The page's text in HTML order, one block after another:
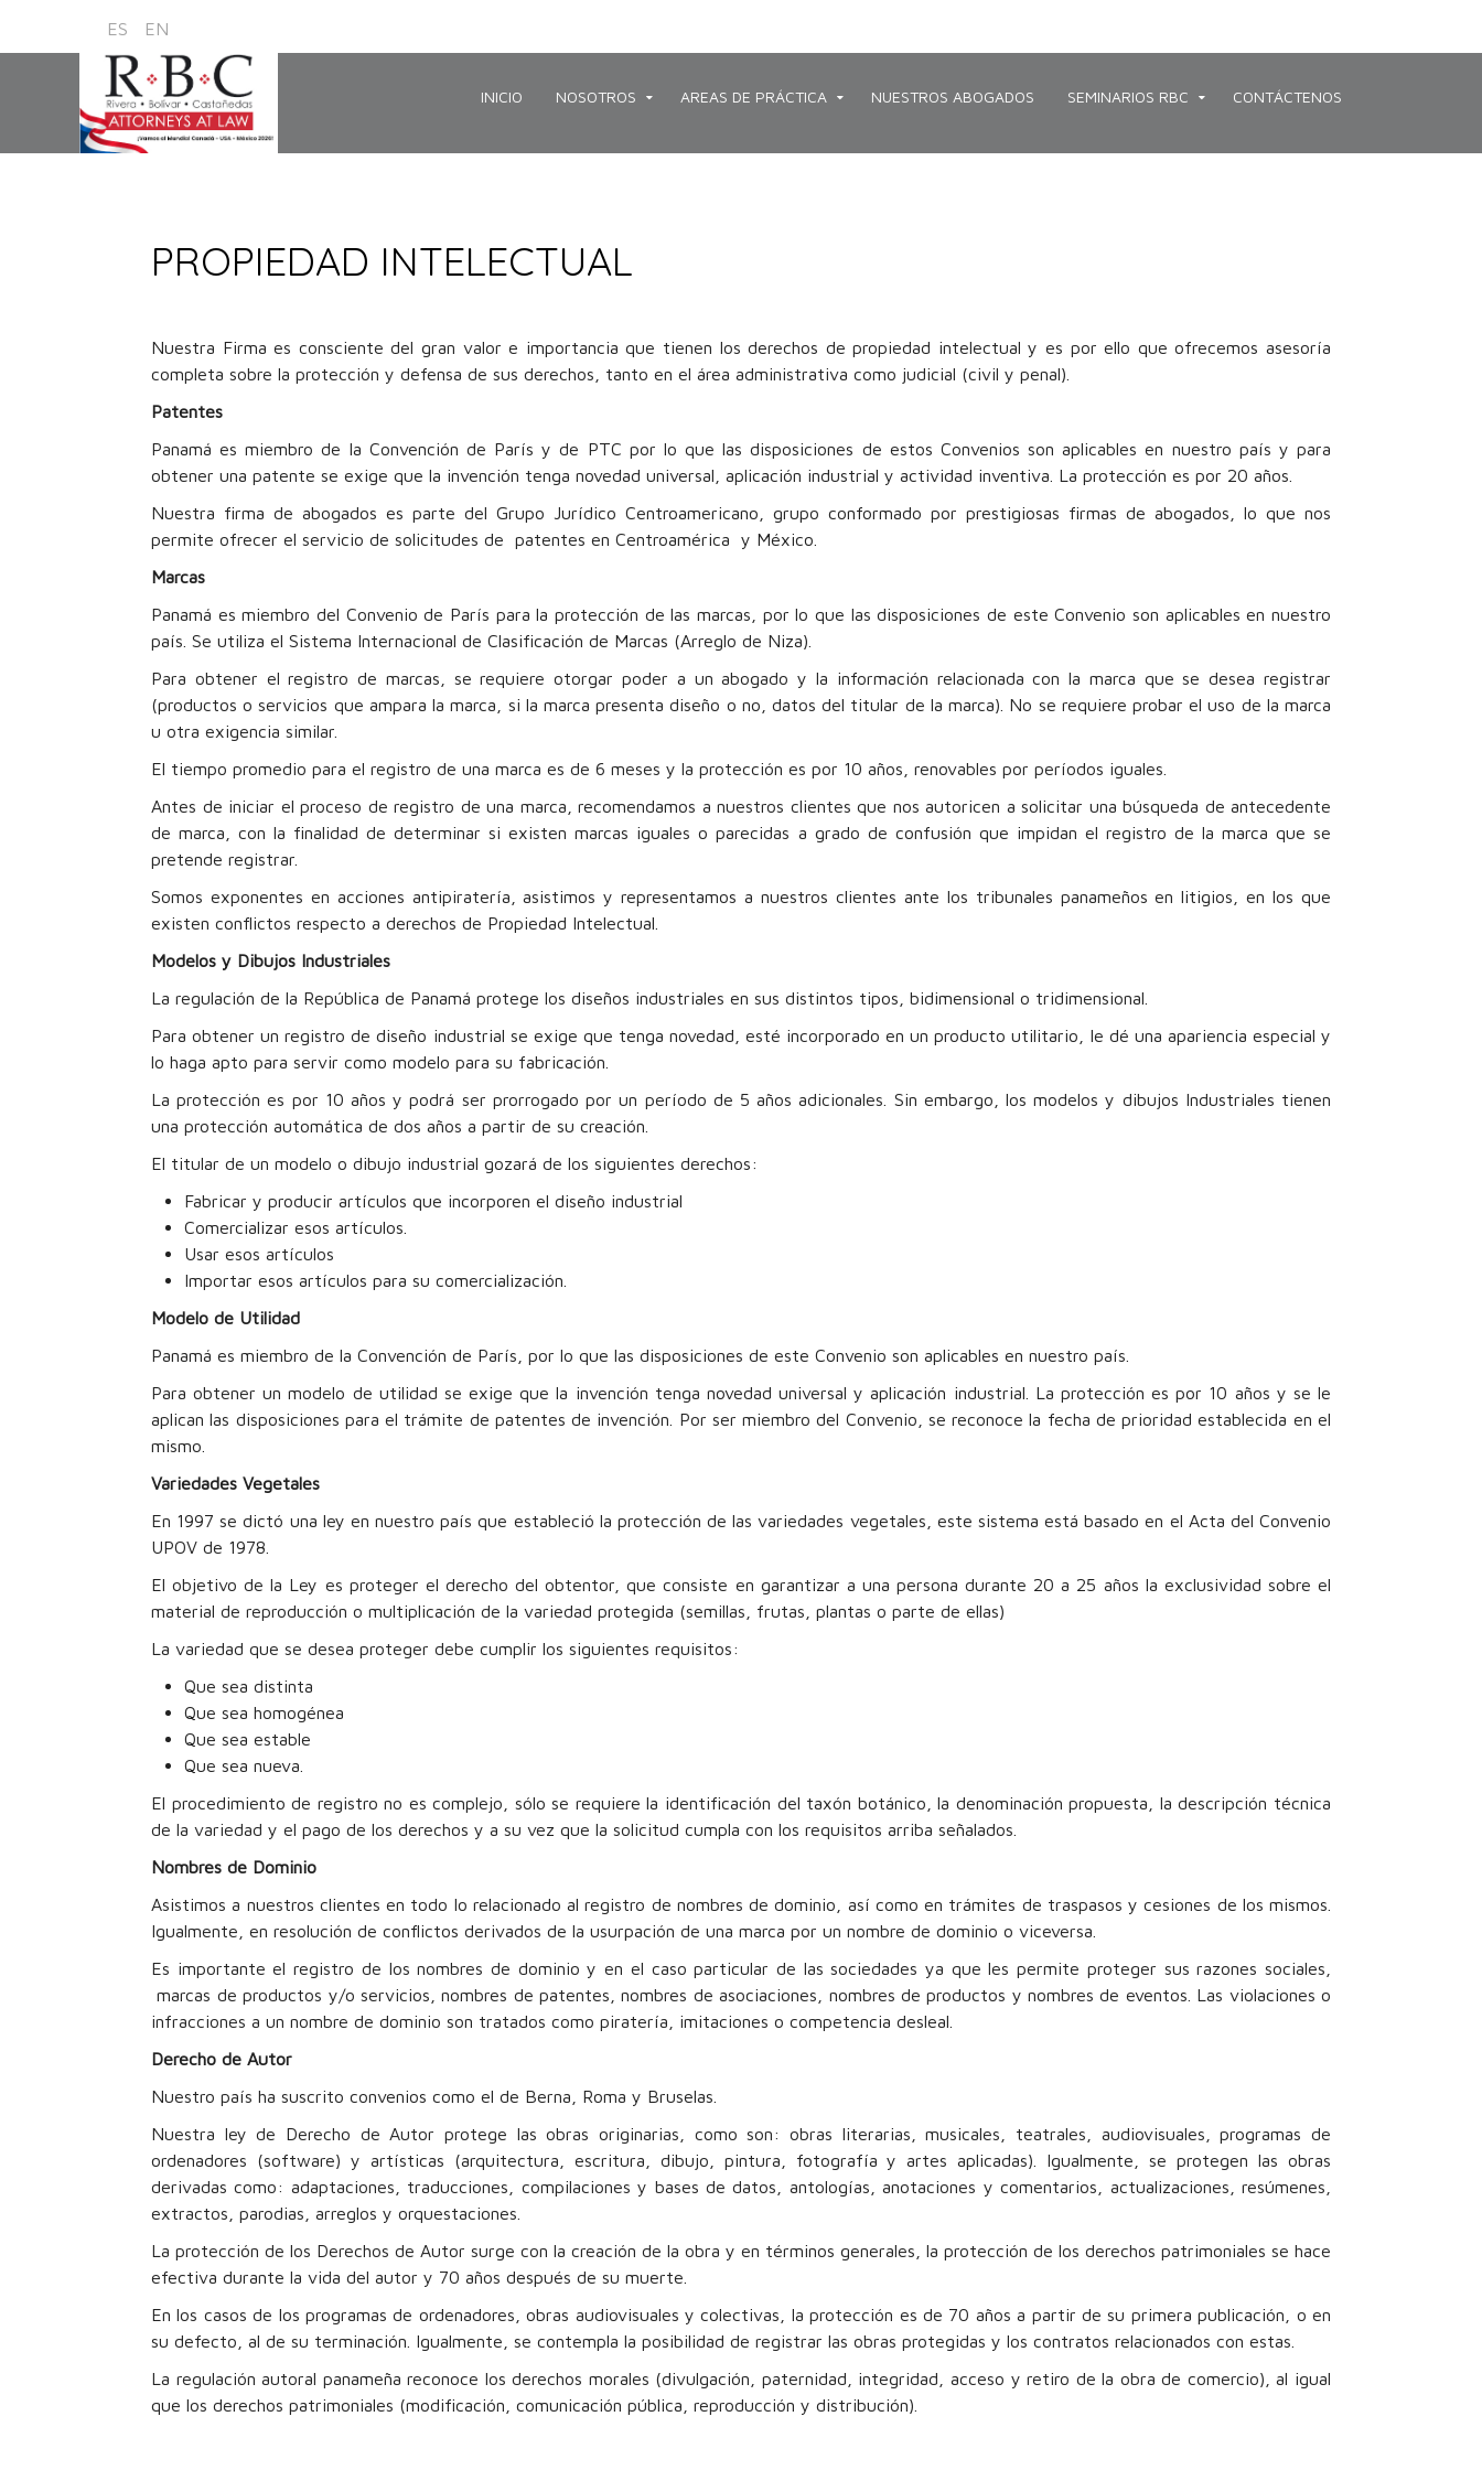
ES EN
INICIO NOSOTROS AREAS DE PRÁCTICA NUESTROS ABOGADOS SEMINARIOS RBC CONTÁCTENOS
PROPIEDAD INTELECTUAL
Nuestra Firma es consciente del gran valor e importancia que tienen los derechos de propiedad intelectual y es por ello que ofrecemos asesoría
completa sobre la protección y defensa de sus derechos, tanto en el área administrativa como judicial (civil y penal).
Patentes
Panamá es miembro de la Convención de París y de PTC por lo que las disposiciones de estos Convenios son aplicables en nuestro país y para
obtener una patente se exige que la invención tenga novedad universal, aplicación industrial y actividad inventiva. La protección es por 20 años.
Nuestra firma de abogados es parte del Grupo Jurídico Centroamericano, grupo conformado por prestigiosas firmas de abogados, lo que nos
permite ofrecer el servicio de solicitudes de patentes en Centroamérica y México.
Marcas
Panamá es miembro del Convenio de París para la protección de las marcas, por lo que las disposiciones de este Convenio son aplicables en nuestro
país. Se utiliza el Sistema Internacional de Clasificación de Marcas (Arreglo de Niza).
Para obtener el registro de marcas, se requiere otorgar poder a un abogado y la información relacionada con la marca que se desea registrar
(productos o servicios que ampara la marca, si la marca presenta diseño o no, datos del titular de la marca). No se requiere probar el uso de la marca
u otra exigencia similar.
El tiempo promedio para el registro de una marca es de 6 meses y la protección es por 10 años, renovables por períodos iguales.
Antes de iniciar el proceso de registro de una marca, recomendamos a nuestros clientes que nos autoricen a solicitar una búsqueda de antecedente
de marca, con la finalidad de determinar si existen marcas iguales o parecidas a grado de confusión que impidan el registro de la marca que se
pretende registrar.
Somos exponentes en acciones antipiratería, asistimos y representamos a nuestros clientes ante los tribunales panameños en litigios, en los que
existen conflictos respecto a derechos de Propiedad Intelectual.
Modelos y Dibujos Industriales
La regulación de la República de Panamá protege los diseños industriales en sus distintos tipos, bidimensional o tridimensional.
Para obtener un registro de diseño industrial se exige que tenga novedad, esté incorporado en un producto utilitario, le dé una apariencia especial y
lo haga apto para servir como modelo para su fabricación.
La protección es por 10 años y podrá ser prorrogado por un período de 5 años adicionales. Sin embargo, los modelos y dibujos Industriales tienen
una protección automática de dos años a partir de su creación.
El titular de un modelo o dibujo industrial gozará de los siguientes derechos:
Fabricar y producir artículos que incorporen el diseño industrial
Comercializar esos artículos.
Usar esos artículos
Importar esos artículos para su comercialización.
Modelo de Utilidad
Panamá es miembro de la Convención de París, por lo que las disposiciones de este Convenio son aplicables en nuestro país.
Para obtener un modelo de utilidad se exige que la invención tenga novedad universal y aplicación industrial. La protección es por 10 años y se le
aplican las disposiciones para el trámite de patentes de invención. Por ser miembro del Convenio, se reconoce la fecha de prioridad establecida en el
mismo.
Variedades Vegetales
En 1997 se dictó una ley en nuestro país que estableció la protección de las variedades vegetales, este sistema está basado en el Acta del Convenio
UPOV de 1978.
El objetivo de la Ley es proteger el derecho del obtentor, que consiste en garantizar a una persona durante 20 a 25 años la exclusividad sobre el
material de reproducción o multiplicación de la variedad protegida (semillas, frutas, plantas o parte de ellas)
La variedad que se desea proteger debe cumplir los siguientes requisitos:
Que sea distinta
Que sea homogénea
Que sea estable
Que sea nueva.
El procedimiento de registro no es complejo, sólo se requiere la identificación del taxón botánico, la denominación propuesta, la descripción técnica
de la variedad y el pago de los derechos y a su vez que la solicitud cumpla con los requisitos arriba señalados.
Nombres de Dominio
Asistimos a nuestros clientes en todo lo relacionado al registro de nombres de dominio, así como en trámites de traspasos y cesiones de los mismos.
Igualmente, en resolución de conflictos derivados de la usurpación de una marca por un nombre de dominio o viceversa.
Es importante el registro de los nombres de dominio y en el caso particular de las sociedades ya que les permite proteger sus razones sociales,
marcas de productos y/o servicios, nombres de patentes, nombres de asociaciones, nombres de productos y nombres de eventos. Las violaciones o
infracciones a un nombre de dominio son tratados como piratería, imitaciones o competencia desleal.
Derecho de Autor
Nuestro país ha suscrito convenios como el de Berna, Roma y Bruselas.
Nuestra ley de Derecho de Autor protege las obras originarias, como son: obras literarias, musicales, teatrales, audiovisuales, programas de
ordenadores (software) y artísticas (arquitectura, escritura, dibujo, pintura, fotografía y artes aplicadas). Igualmente, se protegen las obras
derivadas como: adaptaciones, traducciones, compilaciones y bases de datos, antologías, anotaciones y comentarios, actualizaciones, resúmenes,
extractos, parodias, arreglos y orquestaciones.
La protección de los Derechos de Autor surge con la creación de la obra y en términos generales, la protección de los derechos patrimoniales se hace
efectiva durante la vida del autor y 70 años después de su muerte.
En los casos de los programas de ordenadores, obras audiovisuales y colectivas, la protección es de 70 años a partir de su primera publicación, o en
su defecto, al de su terminación. Igualmente, se contempla la posibilidad de registrar las obras protegidas y los contratos relacionados con estas.
La regulación autoral panameña reconoce los derechos morales (divulgación, paternidad, integridad, acceso y retiro de la obra de comercio), al igual
que los derechos patrimoniales (modificación, comunicación pública, reproducción y distribución).